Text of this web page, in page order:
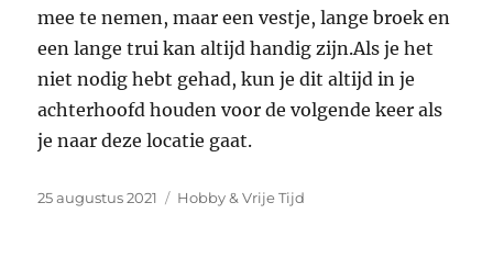
mee te nemen, maar een vestje, lange broek en
een lange trui kan altijd handig zijn.Als je het
niet nodig hebt gehad, kun je dit altijd in je
achterhoofd houden voor de volgende keer als
je naar deze locatie gaat.
Geplaatst
25 augustus 2021 Categorieën
Hobby & Vrije Tijd